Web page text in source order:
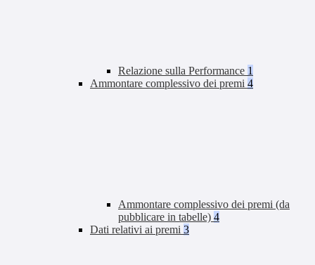
Relazione sulla Performance 1
Ammontare complessivo dei premi 4
Ammontare complessivo dei premi (da
pubblicare in tabelle) 4
Dati relativi ai premi 3